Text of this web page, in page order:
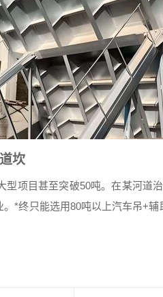
坎
项目甚至突破50吨。在某河道
*终只能选用80吨以上汽车吊+